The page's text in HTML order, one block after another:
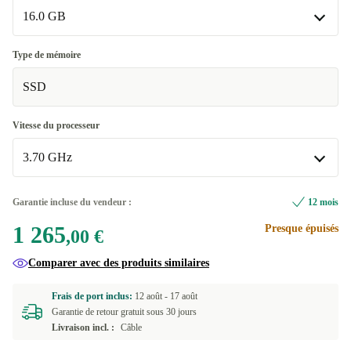
16.0 GB
16.0 GB
Disponible dans d'autres variantes
32.0 GB
Type de mémoire
SSD
Vitesse du processeur
3.70 GHz
Garantie incluse du vendeur : 12 mois
1 265,00 € Presque épuisés
Comparer avec des produits similaires
Frais de port inclus: 12 août - 17 août
Garantie de retour gratuit sous 30 jours
Livraison incl. :
Câble